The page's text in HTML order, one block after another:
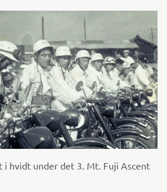
i hvidt under det 3. Mt. Fuji Ascent